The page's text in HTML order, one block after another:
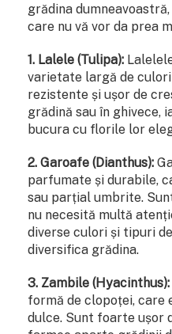
grădina
care nu vă vor da prea
1. Lalele (Tulipa):
varietate largă de
rezistente și ușor de
grădină sau în ghivece,
bucura cu florile lor
2. Garoafe (Dianthus):
parfumate și durabile,
sau parțial umbrite.
nu necesită multă
diverse culori și tipuri
diversifica grădina.
3. Zambile (Hyacinthus):
formă de clopoței, care
dulce. Sunt foarte ușor